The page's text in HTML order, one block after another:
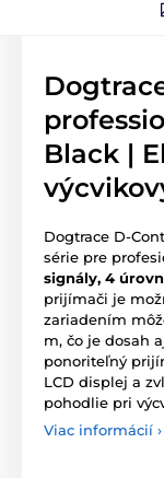
Black |
Dogtrace D-
série pre
signály, 4
prijímači je
zariadením
m, čo je dosah
ponoriteľný
LCD displej a
pohodlie pri
Viac informácií ›